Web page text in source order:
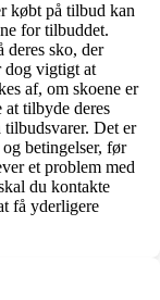
købt på tilbud kan
for tilbuddet.
deres sko, der
dog vigtigt at
af, om skoene er
tilbyde deres
Det er
betingelser, før
et problem med
du kontakte
få yderligere